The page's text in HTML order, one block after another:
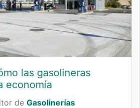
las gasolineras
economía
de Gasolinerías